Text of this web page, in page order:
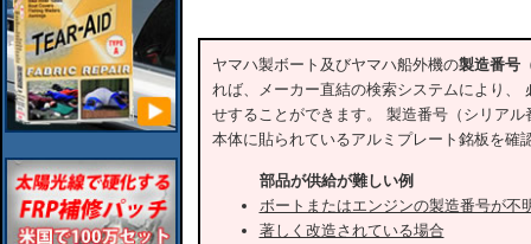
ヤマハ製ボート及びヤマハ船外機の製造番号
れば、メーカー直結の検索システムにより、
せすることができます。 製造番号（シリア
本体に貼られているアルミプレート銘板を確
部品が供給が難しい例
ボートまたはエンジンの製造番号が不
著しく改造されている場合